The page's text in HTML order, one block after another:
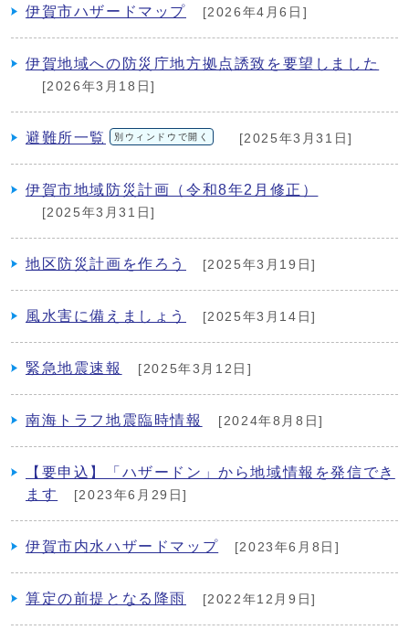
伊賀市ハザードマップ [2026年4月6日]
伊賀地域への防災庁地方拠点誘致を要望しました
[2026年3月18日]
避難所一覧 別ウィンドウで開く [2025年3月31日]
伊賀市地域防災計画（令和8年2月修正）
[2025年3月31日]
地区防災計画を作ろう [2025年3月19日]
風水害に備えましょう [2025年3月14日]
緊急地震速報 [2025年3月12日]
南海トラフ地震臨時情報 [2024年8月8日]
【要申込】「ハザードン」から地域情報を発信でき
ます
[2023年6月29日]
伊賀市内水ハザードマップ [2023年6月8日]
算定の前提となる降雨 [2022年12月9日]